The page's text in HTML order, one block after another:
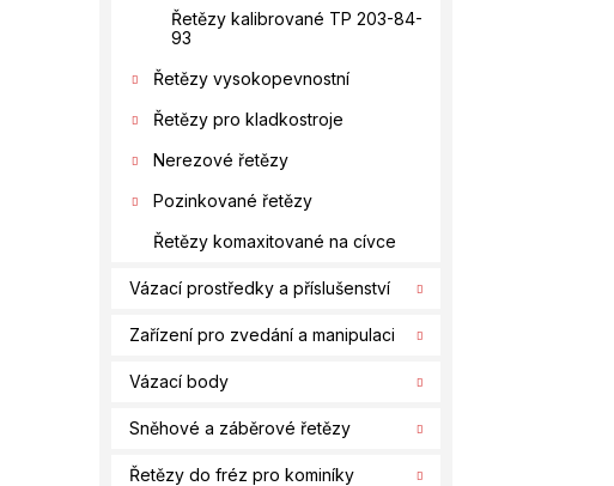
Řetězy kalibrované TP 203-84-
93
Řetězy vysokopevnostní
Řetězy pro kladkostroje
Nerezové řetězy
Pozinkované řetězy
Řetězy komaxitované na cívce
Vázací prostředky a příslušenství
Zařízení pro zvedání a manipulaci
Vázací body
Sněhové a záběrové řetězy
Řetězy do fréz pro kominíky